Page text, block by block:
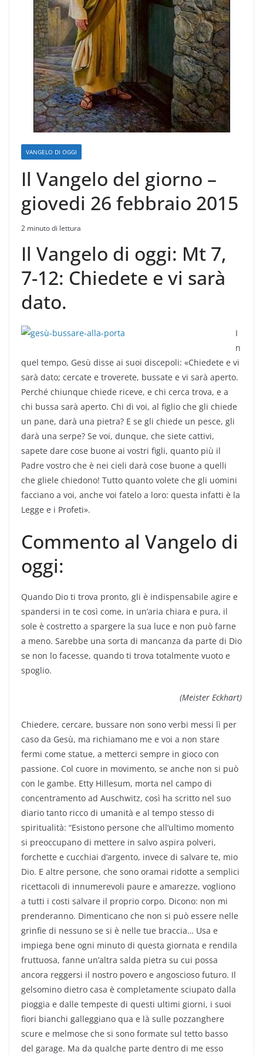
VANGELO DI OGGI
Il Vangelo del giorno –
giovedi 26 febbraio 2015
2 minuto di lettura
Il Vangelo di oggi: Mt 7,
7-12: Chiedete e vi sarà
dato.
I
n
quel tempo, Gesù disse ai suoi discepoli: «Chiedete e vi
sarà dato; cercate e troverete, bussate e vi sarà aperto.
Perché chiunque chiede riceve, e chi cerca trova, e a
chi bussa sarà aperto. Chi di voi, al figlio che gli chiede
un pane, darà una pietra? E se gli chiede un pesce, gli
darà una serpe? Se voi, dunque, che siete cattivi,
sapete dare cose buone ai vostri figli, quanto più il
Padre vostro che è nei cieli darà cose buone a quelli
che gliele chiedono! Tutto quanto volete che gli uomini
facciano a voi, anche voi fatelo a loro: questa infatti è la
Legge e i Profeti».
Commento al Vangelo di
oggi:
Quando Dio ti trova pronto, gli è indispensabile agire e
spandersi in te così come, in un’aria chiara e pura, il
sole è costretto a spargere la sua luce e non può farne
a meno. Sarebbe una sorta di mancanza da parte di Dio
se non lo facesse, quando ti trova totalmente vuoto e
spoglio.
(Meister Eckhart)
Chiedere, cercare, bussare non sono verbi messi lì per
caso da Gesù, ma richiamano me e voi a non stare
fermi come statue, a metterci sempre in gioco con
passione. Col cuore in movimento, se anche non si può
con le gambe. Etty Hillesum, morta nel campo di
concentramento ad Auschwitz, così ha scritto nel suo
diario tanto ricco di umanità e al tempo stesso di
spiritualità: “Esistono persone che all’ultimo momento
si preoccupano di mettere in salvo aspira polveri,
forchette e cucchiai d’argento, invece di salvare te, mio
Dio. E altre persone, che sono oramai ridotte a semplici
ricettacoli di innumerevoli paure e amarezze, vogliono
a tutti i costi salvare il proprio corpo. Dicono: non mi
prenderanno. Dimenticano che non si può essere nelle
grinfie di nessuno se si è nelle tue braccia… Usa e
impiega bene ogni minuto di questa giornata e rendila
fruttuosa, fanne un’altra salda pietra su cui possa
ancora reggersi il nostro povero e angoscioso futuro. Il
gelsomino dietro casa è completamente sciupato dalla
pioggia e dalle tempeste di questi ultimi giorni, i suoi
fiori bianchi galleggiano qua e là sulle pozzanghere
scure e melmose che si sono formate sul tetto basso
del garage. Ma da qualche parte dentro di me esso